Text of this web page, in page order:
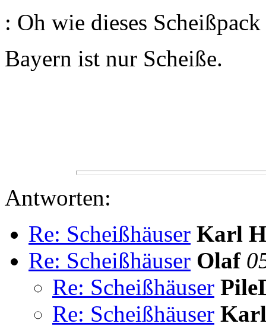
: Oh wie dieses Scheißpack
Bayern ist nur Scheiße.
Antworten:
Re: Scheißhäuser Karl
Re: Scheißhäuser Olaf
Re: Scheißhäuser
Re: Scheißhäuser Karl